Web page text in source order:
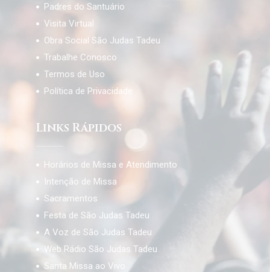
Padres do Santuário
Visita Virtual
Obra Social São Judas Tadeu
Trabalhe Conosco
Termos de Uso
Política de Privacidade
Links Rápidos
Horários de Missa e Atendimento
Intenção de Missa
Sacramentos
Festa de São Judas Tadeu
A Voz de São Judas Tadeu
Web Rádio São Judas Tadeu
Santa Missa ao Vivo